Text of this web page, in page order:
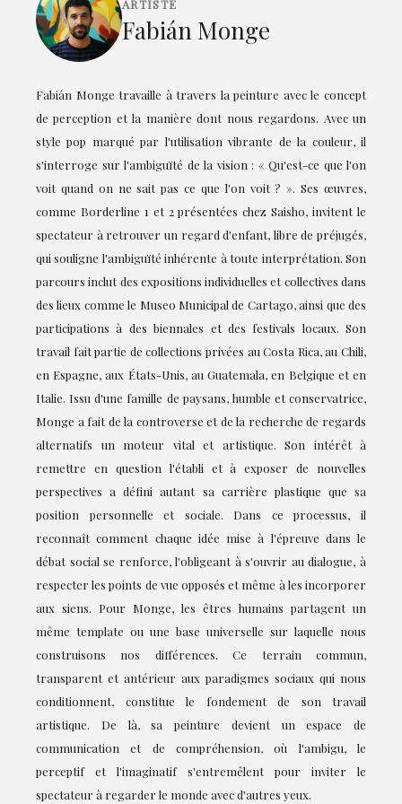
ARTISTE
Fabián Monge
Fabián Monge travaille à travers la peinture avec le concept
de perception et la manière dont nous regardons. Avec un
style pop marqué par l'utilisation vibrante de la couleur, il
s'interroge sur l'ambiguïté de la vision : « Qu'est-ce que l'on
voit quand on ne sait pas ce que l'on voit ? ». Ses œuvres,
comme Borderline 1 et 2 présentées chez Saisho, invitent le
spectateur à retrouver un regard d'enfant, libre de préjugés,
qui souligne l'ambiguïté inhérente à toute interprétation. Son
parcours inclut des expositions individuelles et collectives dans
des lieux comme le Museo Municipal de Cartago, ainsi que des
participations à des biennales et des festivals locaux. Son
travail fait partie de collections privées au Costa Rica, au Chili,
en Espagne, aux États-Unis, au Guatemala, en Belgique et en
Italie. Issu d'une famille de paysans, humble et conservatrice,
Monge a fait de la controverse et de la recherche de regards
alternatifs un moteur vital et artistique. Son intérêt à
remettre en question l'établi et à exposer de nouvelles
perspectives a défini autant sa carrière plastique que sa
position personnelle et sociale. Dans ce processus, il
reconnaît comment chaque idée mise à l'épreuve dans le
débat social se renforce, l'obligeant à s'ouvrir au dialogue, à
respecter les points de vue opposés et même à les incorporer
aux siens. Pour Monge, les êtres humains partagent un
même template ou une base universelle sur laquelle nous
construisons nos différences. Ce terrain commun,
transparent et antérieur aux paradigmes sociaux qui nous
conditionnent, constitue le fondement de son travail
artistique. De là, sa peinture devient un espace de
communication et de compréhension, où l'ambigu, le
perceptif et l'imaginatif s'entremêlent pour inviter le
spectateur à regarder le monde avec d'autres yeux.